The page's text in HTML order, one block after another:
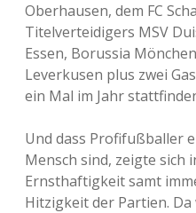
Oberhausen, dem FC
Titelverteidigers MSV
Essen, Borussia
Leverkusen plus zwei
ein Mal im Jahr
Und dass Profifußballer
Mensch sind, zeigte sich
Ernsthaftigkeit samt
Hitzigkeit der Partien.